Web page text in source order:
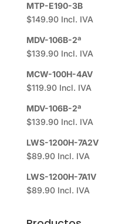
MTP-E190-3B
$149.90 Incl. IVA
MDV-106B-2ª
$139.90 Incl. IVA
MCW-100H-4AV
$119.90 Incl. IVA
MDV-106B-2ª
$139.90 Incl. IVA
LWS-1200H-7A2V
$89.90 Incl. IVA
LWS-1200H-7A1V
$89.90 Incl. IVA